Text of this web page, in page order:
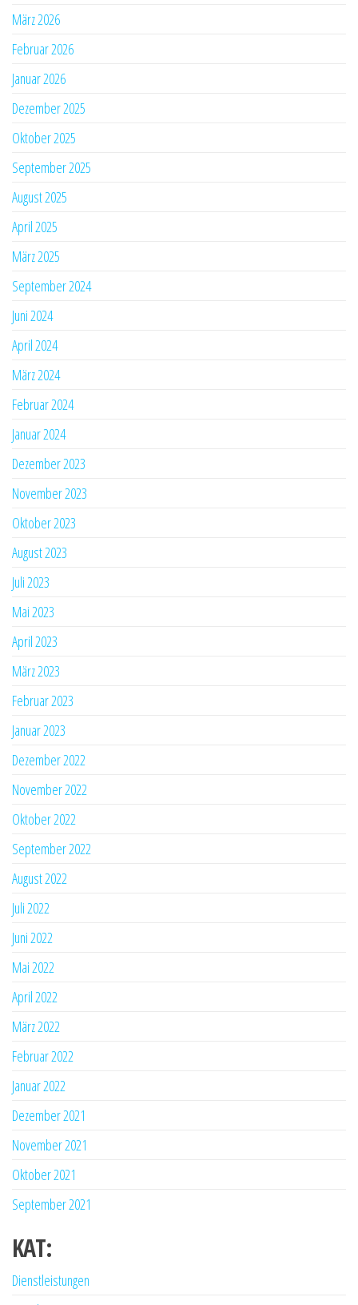
März 2026
Februar 2026
Januar 2026
Dezember 2025
Oktober 2025
September 2025
August 2025
April 2025
März 2025
September 2024
Juni 2024
April 2024
März 2024
Februar 2024
Januar 2024
Dezember 2023
November 2023
Oktober 2023
August 2023
Juli 2023
Mai 2023
April 2023
März 2023
Februar 2023
Januar 2023
Dezember 2022
November 2022
Oktober 2022
September 2022
August 2022
Juli 2022
Juni 2022
Mai 2022
April 2022
März 2022
Februar 2022
Januar 2022
Dezember 2021
November 2021
Oktober 2021
September 2021
KAT:
Dienstleistungen